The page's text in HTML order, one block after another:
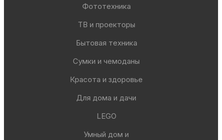
Фототехника
ТВ и проекторы
Бытовая техника
Сумки и чемоданы
Красота и здоровье
Для дома и дачи
LEGO
Умный дом и